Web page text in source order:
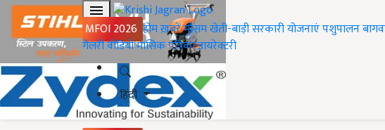
MFOI 2026 होमख़बरेंमौसमखेती-बाड़ीसरकारी योजनाएंपशुपालन
गैलरीवीडियोमासिक पत्रिकाडायरेक्टरी
हिंदी